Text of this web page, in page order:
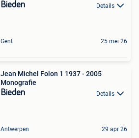
Bieden Details
Gent 25 mei 26
Jean Michel Folon 1 1937 - 2005
Monografie
Bieden Details
Antwerpen 29 apr 26